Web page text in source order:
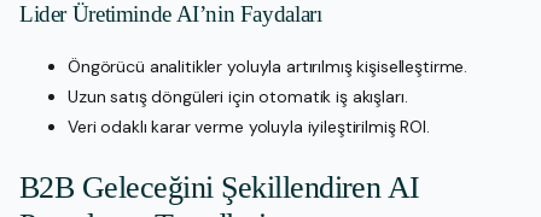
Lider Üretiminde AI’nin Faydaları
Öngörücü analitikler yoluyla artırılmış kişiselleştirme.
Uzun satış döngüleri için otomatik iş akışları.
Veri odaklı karar verme yoluyla iyileştirilmiş ROI.
B2B Geleceğini Şekillendiren AI